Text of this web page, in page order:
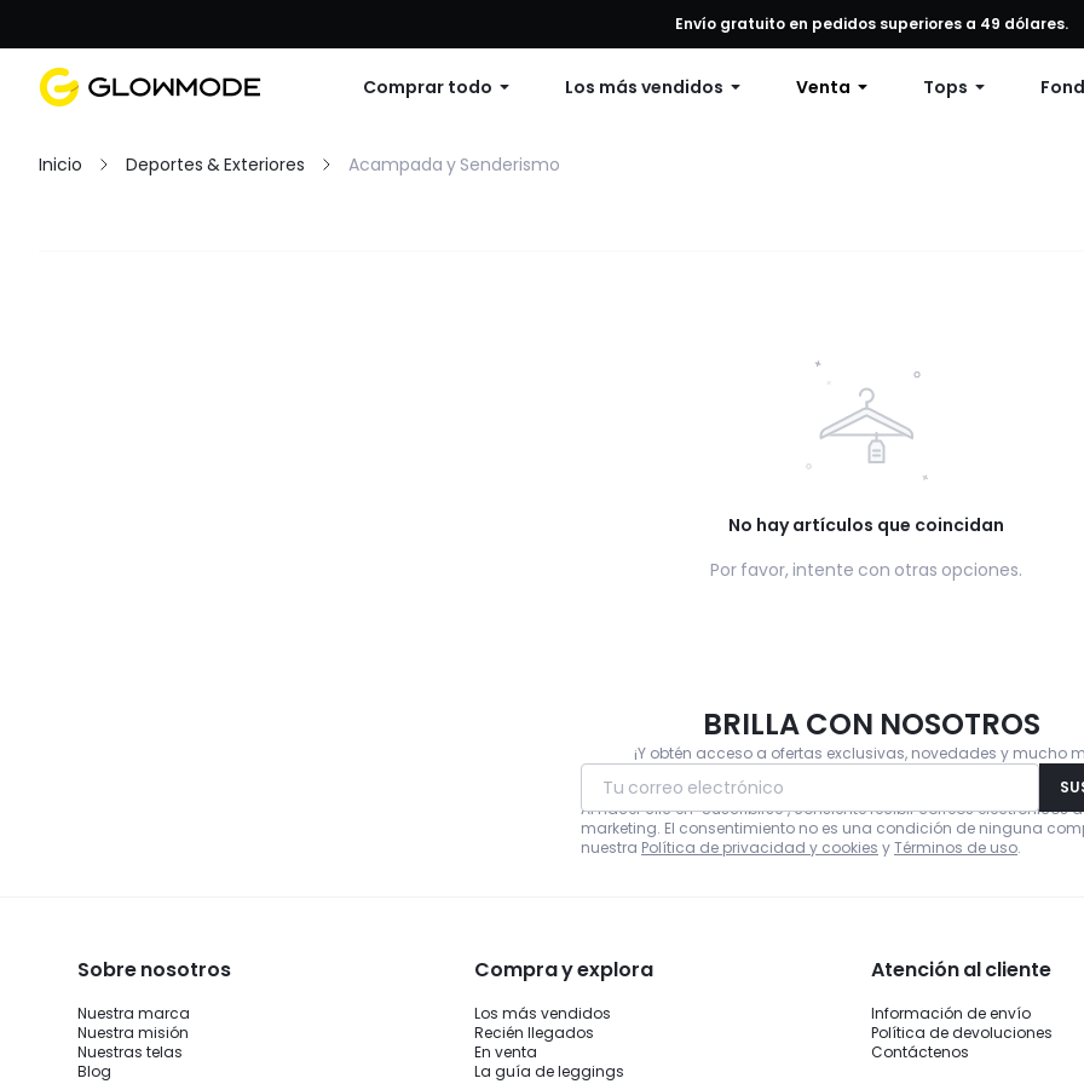
Primer pedido: 10% de descuento en cualquier pedido, 12% de descuento en pedidos de $79 o más, o 15% de
Envío gratuito en pedidos superiores a 49 dólares.
Comprar todo Los más vendidos Venta Tops
Inicio Deportes & Exteriores Acampada y Senderismo
No hay artículos que coincidan
Por favor, intente con otras opciones.
BRILLA CON NOSOTROS
¡Y obtén acceso a ofertas exclusivas, novedades y mucho
Tu correo electrónico
Al hacer clic en "Suscribirse", consiente recibir correos electrónicos
marketing. El consentimiento no es una condición de ninguna
nuestra Política de privacidad y cookies y Términos de uso.
Sobre nosotros
Nuestra marca
Nuestra misión
Nuestras telas
Blog
Compra y explora
Los más vendidos
Recién llegados
En venta
La guía de leggings
Atención al cliente
Información de envío
Política de devoluciones
Contáctenos